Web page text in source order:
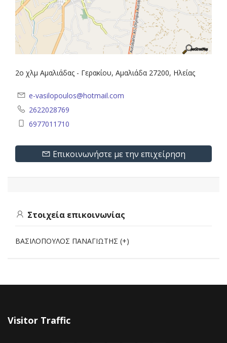
2ο χλμ Αμαλιάδας - Γερακίου, Αμαλιάδα 27200, Ηλείας
e-vasilopoulos@hotmail.com
2622028769
6977011710
Επικοινωνήστε με την επιχείρηση
Στοιχεία επικοινωνίας
ΒΑΣΙΛΟΠΟΥΛΟΣ ΠΑΝΑΓΙΩΤΗΣ (+)
Visitor Traffic